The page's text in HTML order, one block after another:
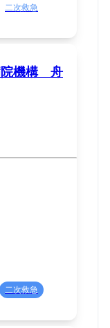
二次救急
院機構 舟
二次救急